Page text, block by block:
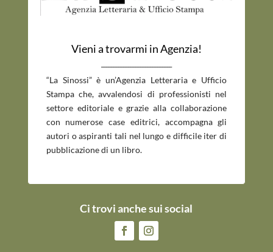
Vieni a trovarmi in Agenzia!
“La Sinossi” è un’Agenzia Letteraria e Ufficio
Stampa che, avvalendosi di professionisti nel
settore editoriale e grazie alla collaborazione
con numerose case editrici, accompagna gli
autori o aspiranti tali nel lungo e difficile iter di
pubblicazione di un libro.
Ci trovi anche sui social